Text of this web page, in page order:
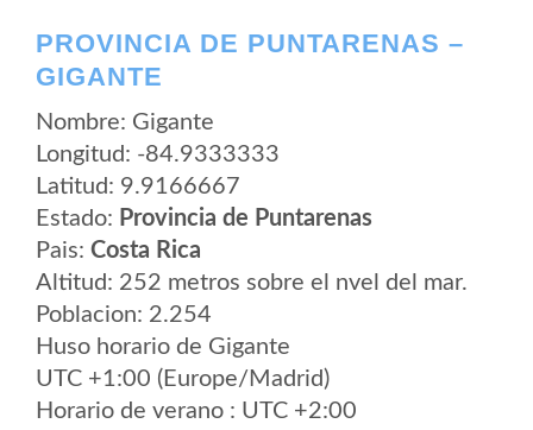
PROVINCIA DE PUNTARENAS –
GIGANTE
Nombre: Gigante
Longitud: -84.9333333
Latitud: 9.9166667
Estado: Provincia de Puntarenas
Pais: Costa Rica
Altitud: 252 metros sobre el nvel del mar.
Poblacion: 2.254
Huso horario de Gigante
UTC +1:00 (Europe/Madrid)
Horario de verano : UTC +2:00